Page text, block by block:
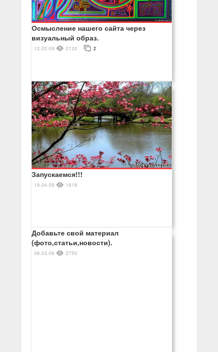
Осмысление нашего сайта через
визуальный образ.
12.02.09 2120 2
Запускаемся!!!
19.04.08 1818
Добавьте свой материал
(фото,статьи,новости).
06.03.08 2750